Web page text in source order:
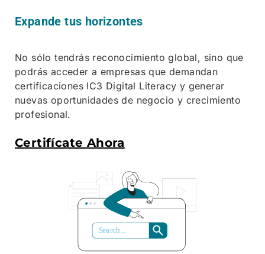
Expande tus horizontes
No sólo tendrás reconocimiento global, sino que
podrás acceder a empresas que demandan
certificaciones IC3 Digital Literacy y generar
nuevas oportunidades de negocio y crecimiento
profesional.
Certifícate Ahora
Search...